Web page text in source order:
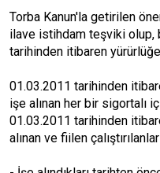
Torba Kanun'la getirilen
ilave istihdam teşviki olup,
tarihinden itibaren
01.03.2011 tarihinden
işe alınan her bir sigortalı
01.03.2011 tarihinden
alınan ve fiilen